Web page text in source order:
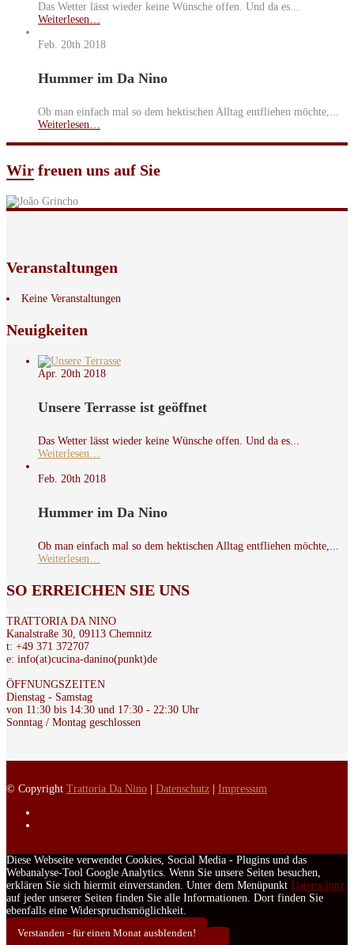
Das Wetter lässt wieder keine Wünsche offen. Und da es...
Weiterlesen…
Feb. 20th 2018
Hummer im Da Nino
Ob man einfach mal so dem hektischen Alltag entfliehen möchte,...
Weiterlesen…
Wir freuen uns auf Sie
Veranstaltungen
Keine Veranstaltungen
Neuigkeiten
Apr. 20th 2018
Unsere Terrasse ist geöffnet
Das Wetter lässt wieder keine Wünsche offen. Und da es...
Weiterlesen…
Feb. 20th 2018
Hummer im Da Nino
Ob man einfach mal so dem hektischen Alltag entfliehen möchte,...
Weiterlesen…
SO ERREICHEN SIE UNS
TRATTORIA DA NINO
Kanalstraße 30, 09113 Chemnitz
t: +49 371 372707
e: info(at)cucina-danino(punkt)de
ÖFFNUNGSZEITEN
Dienstag - Samstag
von 11:30 bis 14:30 und 17:30 - 22:30 Uhr
Sonntag / Montag geschlossen
© Copyright Trattoria Da Nino Datenschutz Impressum
Diese Webseite verwendet Cookies, Social Media - Plugins und das
Webanalyse-Tool Google Analytics. Wenn Sie unsere Seiten besuchen,
erklären Sie sich hiermit einverstanden. Unter dem Menüpunkt Datenschutz
auf jeder unserer Seiten finden Sie alle Informationen. Dort finden Sie
ebenfalls eine Widerspruchsmöglichkeit.
Verstanden - für einen Monat ausblenden!